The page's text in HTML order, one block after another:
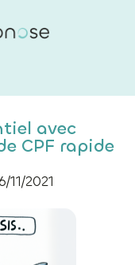
avec
CPF rapide
11/2021